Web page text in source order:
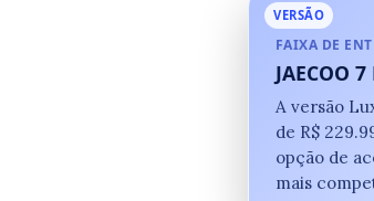
VERSÃO
FAIXA DE
JAECOO
A versão
de R$
opção de
mais